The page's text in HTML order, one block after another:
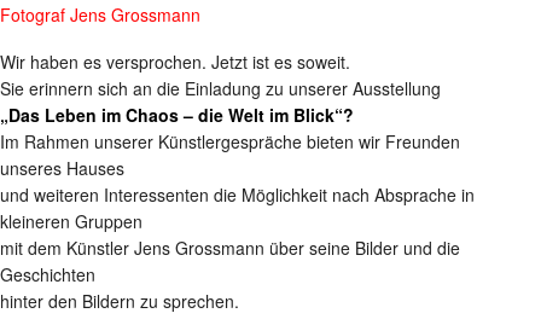
Fotograf Jens Grossmann
Wir haben es versprochen. Jetzt ist es soweit.
Sie erinnern sich an die Einladung zu unserer Ausstellung
„Das Leben im Chaos – die Welt im Blick“?
Im Rahmen unserer Künstlergespräche bieten wir Freunden
unseres Hauses
und weiteren Interessenten die Möglichkeit nach Absprache in
kleineren Gruppen
mit dem Künstler Jens Grossmann über seine Bilder und die
Geschichten
hinter den Bildern zu sprechen.